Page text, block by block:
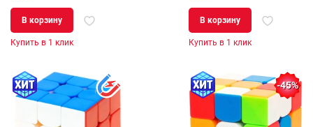
В корзину
Купить в 1 клик
В корзину
Купить в 1 клик
-45%